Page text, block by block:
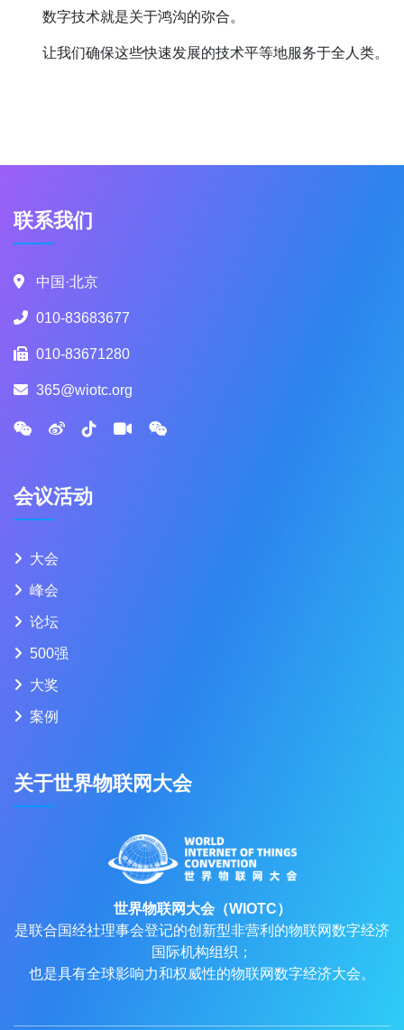
数字技术就是关于鸿沟的弥合。
让我们确保这些快速发展的技术平等地服务于全人类。
联系我们
中国·北京
010-83683677
010-83671280
365@wiotc.org
会议活动
大会
峰会
论坛
500强
大奖
案例
关于世界物联网大会
世界物联网大会（WIOTC）
是联合国经社理事会登记的创新型非营利的物联网数字经济
国际机构组织；
也是具有全球影响力和权威性的物联网数字经济大会。